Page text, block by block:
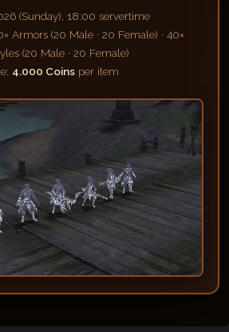
(Sunday), 18:00 servertime
Armors (20 Male · 20 Female) · 40×
(20 Male · 20 Female)
4.000 Coinsper item